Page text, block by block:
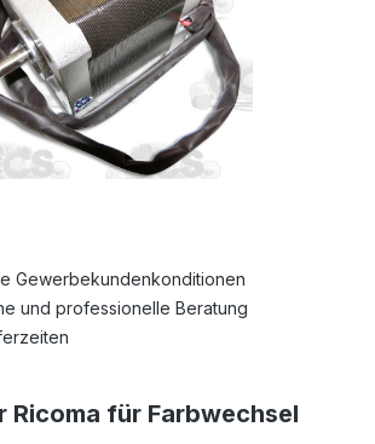
Gewerbekundenkonditionen
und professionelle Beratung
Ricoma für Farbwechsel